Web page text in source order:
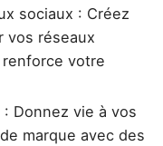
sociaux : Créez
vos réseaux
votre
Donnez vie à vos
marque avec des